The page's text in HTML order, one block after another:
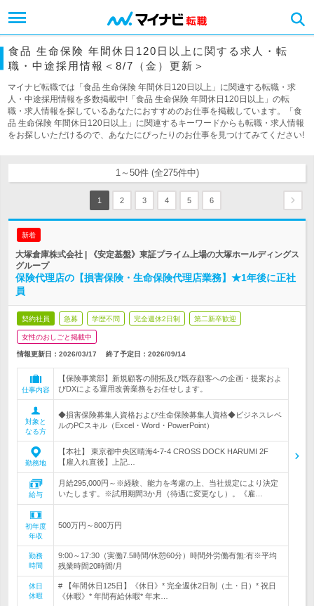
食品 生命保険 年間休日120日以上に関する求人・転
職・中途採用情報＜8/7（金）更新＞
マイナビ転職では「食品 生命保険 年間休日120日以上」に関連する転職・求
人・中途採用情報を多数掲載中!「食品 生命保険 年間休日120日以上」の転
職・求人情報を探しているあなたにおすすめのお仕事を掲載しています。「食
品 生命保険 年間休日120日以上」に関連するキーワードからも転職・求人情報
をお探しいただけるので、あなたにぴったりのお仕事を見つけてみてください!
1～50件 (全275件中)
1 2 3 4 5 6
新着
大塚倉庫株式会社 | 《安定基盤》東証プライム上場の大塚ホールディングス
グループ
保険代理店の【損害保険・生命保険代理店業務】★1年後に正社
員
契約社員 急募 学歴不問 完全週休2日制 第二新卒歓迎
女性のおしごと掲載中
情報更新日：2026/03/17 終了予定日： 2026/09/14
仕事内容
【保険事業部】新規顧客の開拓及び既存顧客への企画・提案およ
びDXによる運用改善業務をお任せします。
対象と
なる方
◆損害保険募集人資格および生命保険募集人資格◆ビジネスレベ
ルのPCスキル（Excel・Word・PowerPoint）
勤務地
【本社】 東京都中央区晴海4-7-4 CROSS DOCK HARUMI 2F
【雇入れ直後】上記…
給与
月給295,000円～※経験、能力を考慮の上、当社規定により決定
いたします。※試用期間3か月（待遇に変更なし）。《雇…
初年度
年収
500万円～800万円
勤務
時間
9:00～17:30（実働7.5時間/休憩60分）時間外労働有無:有※平均
残業時間20時間/月
休日
休暇
# 【年間休日125日】《休日》* 完全週休2日制（土・日）* 祝日
《休暇》* 年間有給休暇* 年末…